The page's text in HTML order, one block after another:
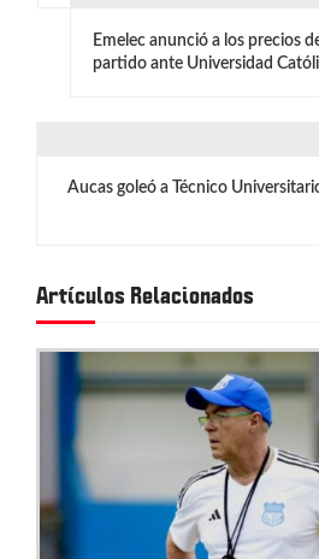
i
ó
e
Emelec anunció a los precios
partido ante Universidad
Aucas goleó a Técnico
Artículos Relacionados